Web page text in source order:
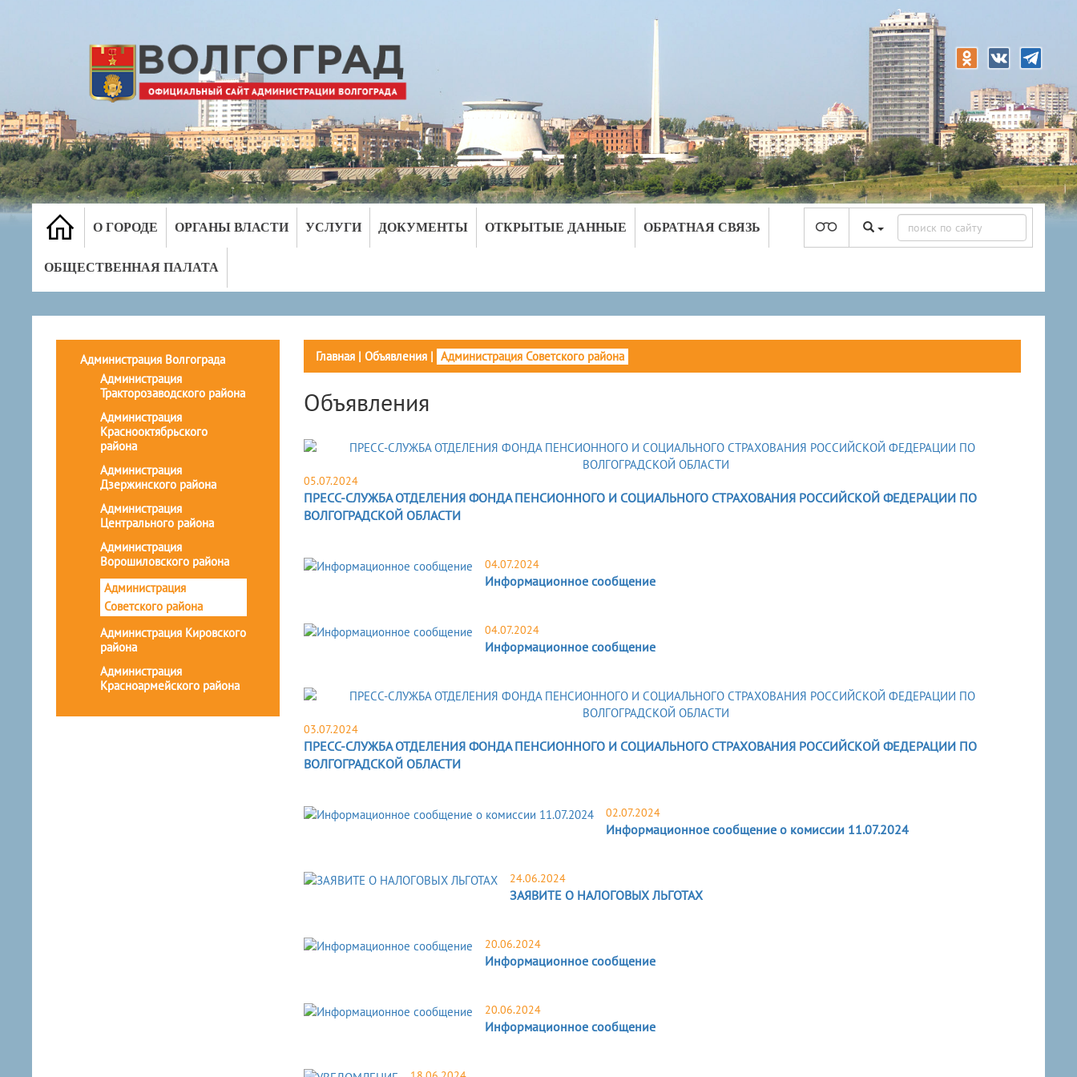
О ГОРОДЕ ОРГАНЫ ВЛАСТИ УСЛУГИ ДОКУМЕНТЫ ОТКРЫТЫЕ ДАННЫЕ ОБРАТНАЯ СВЯЗЬ
ОБЩЕСТВЕННАЯ ПАЛАТА
Администрация Волгограда
Администрация
Тракторозаводского района
Администрация
Краснооктябрьского
района
Администрация
Дзержинского района
Администрация
Центрального района
Администрация
Ворошиловского района
Администрация
Советского района
Администрация Кировского
района
Администрация
Красноармейского района
Главная| Объявления| Администрация Советского района
Объявления
05.07.2024
ПРЕСС-СЛУЖБА ОТДЕЛЕНИЯ ФОНДА ПЕНСИОННОГО И СОЦИАЛЬНОГО СТРАХОВАНИЯ РОССИЙСКОЙ ФЕДЕРАЦИИ ПО
ВОЛГОГРАДСКОЙ ОБЛАСТИ
04.07.2024
Информационное сообщение
04.07.2024
Информационное сообщение
03.07.2024
ПРЕСС-СЛУЖБА ОТДЕЛЕНИЯ ФОНДА ПЕНСИОННОГО И СОЦИАЛЬНОГО СТРАХОВАНИЯ РОССИЙСКОЙ ФЕДЕРАЦИИ ПО
ВОЛГОГРАДСКОЙ ОБЛАСТИ
02.07.2024
Информационное сообщение о комиссии 11.07.2024
24.06.2024
ЗАЯВИТЕ О НАЛОГОВЫХ ЛЬГОТАХ
20.06.2024
Информационное сообщение
20.06.2024
Информационное сообщение